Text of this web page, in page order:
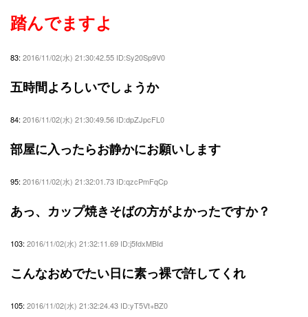
踏んでますよ
83: 2016/11/02(水) 21:30:42.55 ID:Sy20Sp9V0
五時間よろしいでしょうか
84: 2016/11/02(水) 21:30:49.56 ID:dpZJpcFL0
部屋に入ったらお静かにお願いします
95: 2016/11/02(水) 21:32:01.73 ID:qzcPmFqCp
あっ、カップ焼きそばの方がよかったですか？
103: 2016/11/02(水) 21:32:11.69 ID:j5fdxMBId
こんなおめでたい日に素っ裸で許してくれ
105: 2016/11/02(水) 21:32:24.43 ID:yT5Vt+BZ0